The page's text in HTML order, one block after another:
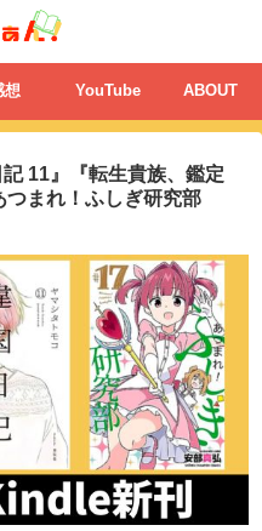
想 YouTube ABOUT
11』『転生貴族、鑑定
つまれ！ふしぎ研究部